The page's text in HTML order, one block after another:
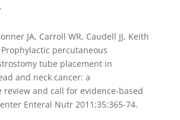
JA, Carroll WR, Caudell JJ, Keith
Prophylactic percutaneous
tube placement in
and neck cancer: a
review and call for evidence-based
Enteral Nutr 2011;35:365-74.